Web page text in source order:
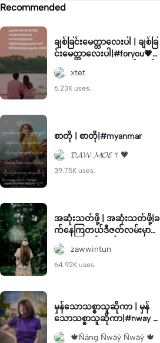
Recommended
ချစ်ခြင်းမေတ္တာလေးပါ | ချစ်ခြ
င်းမေတ္တာလေးပါ|#foryou💗
✨#gu#viral✨ #မလုပ်တက်
လုပ်တက်edit
xtet
6.23K uses.
စာတို | စာတို|#myanmar
𝓓𝓐𝓦 𝓜𝓞𝓔 ♈ 🖤
39.75K uses.
အဆုံးသတ်ဖို့ | အဆုံးသတ်ဖို့|ခ
က်နေကြတယ်ဒီဇတ်လမ်းမှာ#
ယူသုံးလို့ရပါတယ်😘😘😘
zawwintun
64.92K uses.
မှန်သောသစ္စာသူဆိုကာ | မှန်
သောသစ္စာသူဆိုကာ|#nway #
foryou💗✨
🍁Ñâng Ñwãý Ñwãý 🍁